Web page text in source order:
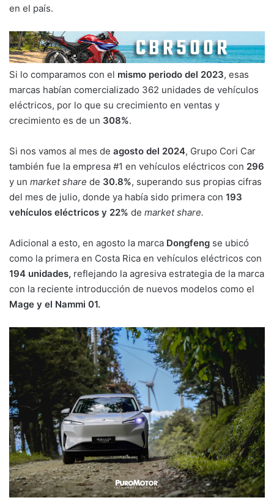
en el país.
Si lo comparamos con el mismo periodo del 2023, esas
marcas habían comercializado 362 unidades de vehículos
eléctricos, por lo que su crecimiento en ventas y
crecimiento es de un 308%.
Si nos vamos al mes de agosto del 2024, Grupo Cori Car
también fue la empresa #1 en vehículos eléctricos con 296
y un market share de 30.8%, superando sus propias cifras
del mes de julio, donde ya había sido primera con 193
vehículos eléctricos y 22% de market share.
Adicional a esto, en agosto la marca Dongfeng se ubicó
como la primera en Costa Rica en vehículos eléctricos con
194 unidades, reflejando la agresiva estrategia de la marca
con la reciente introducción de nuevos modelos como el
Mage y el Nammi 01.